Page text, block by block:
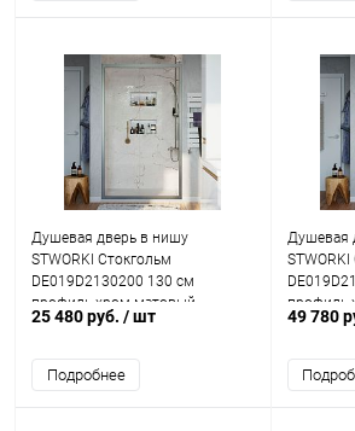
Душевая дверь в нишу
STWORKI Стокгольм
DE019D2130200 130 см
профиль хром матовый
25 480 руб. / шт
Подробнее
Душевая
профиль
матовое
49 780